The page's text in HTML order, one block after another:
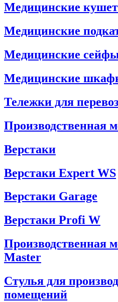
Медицинские
Медицинские
Медицинские
Медицинские
Тележки для
Производственная
Верстаки
Верстаки Expert WS
Верстаки Garage
Верстаки Profi W
Производственная
Master
Стулья для
помещений